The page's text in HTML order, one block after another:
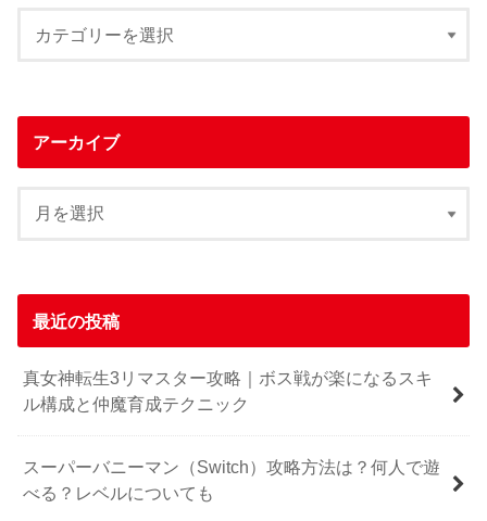
アーカイブ
最近の投稿
真女神転生3リマスター攻略｜ボス戦が楽になるスキ
ル構成と仲魔育成テクニック
スーパーバニーマン（Switch）攻略方法は？何人で遊
べる？レベルについても